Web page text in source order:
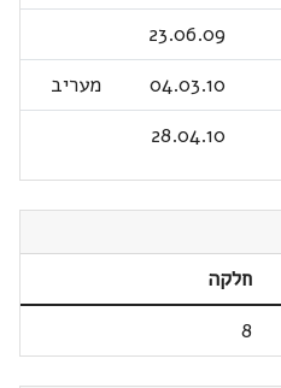
23.06.09
04.03.10
מעריב
28.04.10
חלקה
8